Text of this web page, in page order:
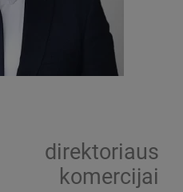
komercijai